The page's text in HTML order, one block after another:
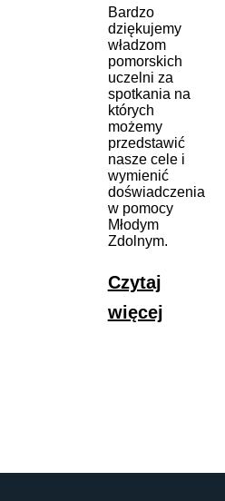
Bardzo
dziękujemy
władzom
pomorskich
uczelni za
spotkania na
których
możemy
przedstawić
nasze cele i
wymienić
doświadczenia
w pomocy
Młodym
Zdolnym.
Czytaj
więcej